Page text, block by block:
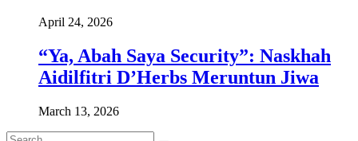
April 24, 2026
“Ya, Abah Saya Security”: Naskhah
Aidilfitri D’Herbs Meruntun Jiwa
March 13, 2026